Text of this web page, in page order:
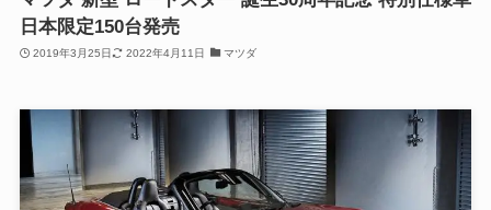
日本限定150台発売
2019年3月25日 2022年4月11日 マツダ